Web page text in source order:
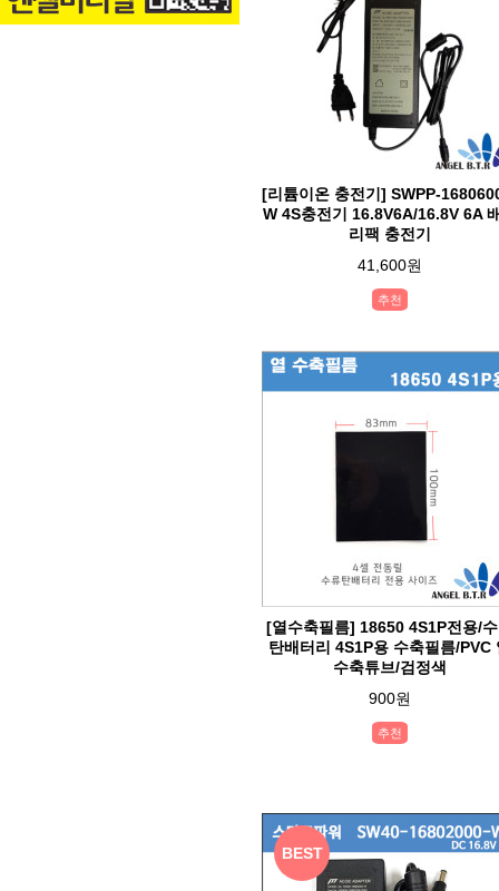
[리튬이온 충전기] SWPP-
W 4S충전기 16.8V6A/16.8V 6A
리팩 충전기
41,600원
추천
[열수축필름] 18650 4S1P전용/
탄배터리 4S1P용 수축필름/PVC
수축튜브/검정색
900원
추천
BEST